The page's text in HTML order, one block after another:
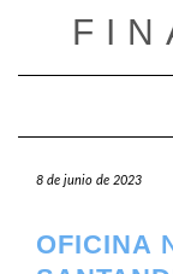
8 de junio de 2023
OFICINA